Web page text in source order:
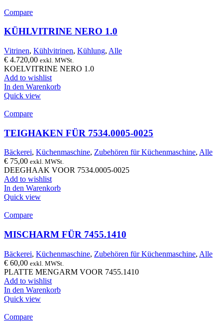
Compare
KÜHLVITRINE NERO 1.0
Vitrinen, Kühlvitrinen, Kühlung, Alle
€ 4.720,00 exkl. MWSt.
KOELVITRINE NERO 1.0
Add to wishlist
In den Warenkorb
Quick view
Compare
TEIGHAKEN FÜR 7534.0005-0025
Bäckerei, Küchenmaschine, Zubehören für Küchenmaschine, Alle
€ 75,00 exkl. MWSt.
DEEGHAAK VOOR 7534.0005-0025
Add to wishlist
In den Warenkorb
Quick view
Compare
MISCHARM FÜR 7455.1410
Bäckerei, Küchenmaschine, Zubehören für Küchenmaschine, Alle
€ 60,00 exkl. MWSt.
PLATTE MENGARM VOOR 7455.1410
Add to wishlist
In den Warenkorb
Quick view
Compare